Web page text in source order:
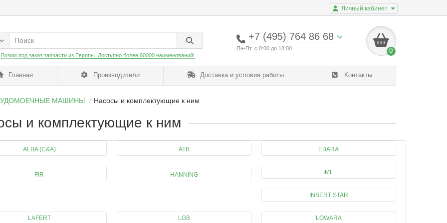
Личный кабинет
+7 (495) 764 86 68
Пн-Пт, с 8:00 до 18:00 0
Возим под заказ запчасти из Европы. Доступно более 80000 наименований!
Главная Производители Доставка и условия работы Контакты
МАШИНЫ Насосы и комплектующие к ним
и комплектующие к ним
ALBA (C&A) ATB EBARA
FIR HANNING IME
INSERT STAR
LAFERT LGB LOWARA